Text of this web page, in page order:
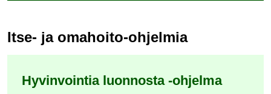
Itse- ja omahoito-ohjelmia
Hyvinvointia luonnosta -ohjelma